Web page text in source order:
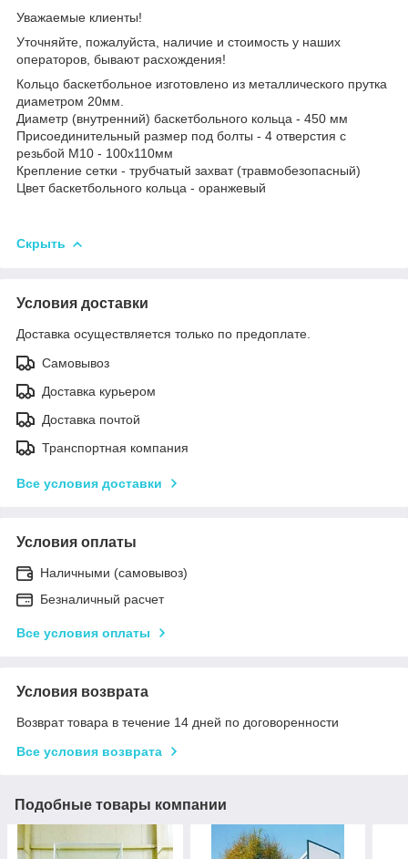
Уважаемые клиенты!
Уточняйте, пожалуйста, наличие и стоимость у наших
операторов, бывают расхождения!
Кольцо баскетбольное изготовлено из металлического прутка
диаметром 20мм.
Диаметр (внутренний) баскетбольного кольца - 450 мм
Присоединительный размер под болты - 4 отверстия с
резьбой М10 - 100х110мм
Крепление сетки - трубчатый захват (травмобезопасный)
Цвет баскетбольного кольца - оранжевый
Скрыть
Условия доставки
Доставка осуществляется только по предоплате.
Самовывоз
Доставка курьером
Доставка почтой
Транспортная компания
Все условия доставки
Условия оплаты
Наличными (самовывоз)
Безналичный расчет
Все условия оплаты
Условия возврата
Возврат товара в течение 14 дней по договоренности
Все условия возврата
Подобные товары компании